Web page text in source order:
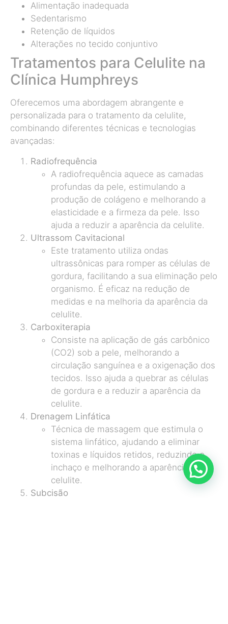
Alimentação inadequada
Sedentarismo
Retenção de líquidos
Alterações no tecido conjuntivo
Tratamentos para Celulite na
Clínica Humphreys
Oferecemos uma abordagem abrangente e
personalizada para o tratamento da celulite,
combinando diferentes técnicas e tecnologias
avançadas:
Radiofrequência
A radiofrequência aquece as camadas
profundas da pele, estimulando a
produção de colágeno e melhorando a
elasticidade e a firmeza da pele. Isso
ajuda a reduzir a aparência da celulite.
Ultrassom Cavitacional
Este tratamento utiliza ondas
ultrassônicas para romper as células de
gordura, facilitando a sua eliminação pelo
organismo. É eficaz na redução de
medidas e na melhoria da aparência da
celulite.
Carboxiterapia
Consiste na aplicação de gás carbônico
(CO2) sob a pele, melhorando a
circulação sanguínea e a oxigenação dos
tecidos. Isso ajuda a quebrar as células
de gordura e a reduzir a aparência da
celulite.
Drenagem Linfática
Técnica de massagem que estimula o
sistema linfático, ajudando a eliminar
toxinas e líquidos retidos, reduzindo o
inchaço e melhorando a aparência da
celulite.
Subcisão